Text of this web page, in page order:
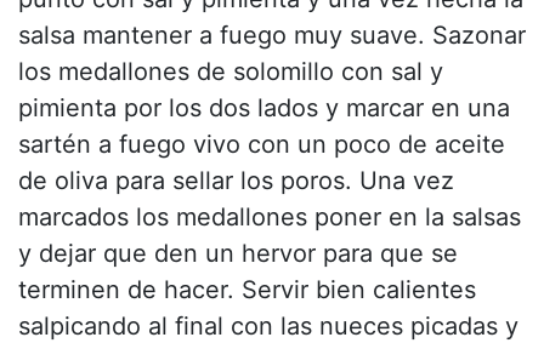
salsa mantener a fuego muy suave. Sazonar
los medallones de solomillo con sal y
pimienta por los dos lados y marcar en una
sartén a fuego vivo con un poco de aceite
de oliva para sellar los poros. Una vez
marcados los medallones poner en la salsas
y dejar que den un hervor para que se
terminen de hacer. Servir bien calientes
salpicando al final con las nueces picadas y